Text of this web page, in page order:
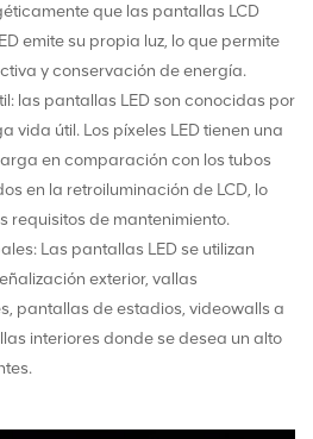
que las pantallas LCD
emite su propia luz, lo que permite
y conservación de energía.
las pantallas LED son conocidas por
vida útil. Los píxeles LED tienen una
en comparación con los tubos
en la retroiluminación de LCD, lo
requisitos de mantenimiento.
Las pantallas LED se utilizan
exterior, vallas
pantallas de estadios, videowalls a
interiores donde se desea un alto